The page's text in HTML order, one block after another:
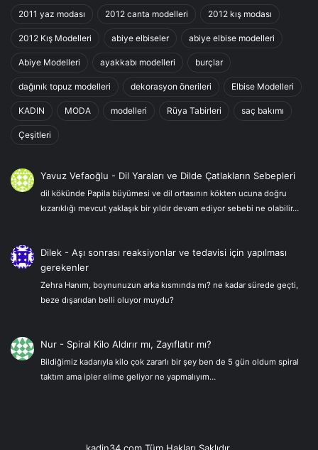
2011 yaz modası 2012 canta modelleri 2012 kış modası
2012 Kış Modelleri abiye elbiseler abiye elbise modelleri
Abiye Modelleri ayakkabı modelleri burçlar
dağınık topuz modelleri dekorasyon önerileri Elbise Modelleri
KADIN MODA modelleri Rüya Tabirleri saç bakımı
Çeşitleri
Yavuz Vefaoğlu - Dil Yaraları ve Dilde Çatlakların Sebepleri
dil kökünde Papila büyümesi ve dil ortasının kökten ucuna doğru
kızarıklığı mevcut yaklaşık bir yıldır devam ediyor sebebi ne olabilir…
Dilek -Aşı sonrası reaksiyonlar ve tedavisi için yapılması
gerekenler
Zehra Hanım, boynunuzun arka kısmında mı? ne kadar sürede geçti,
beze dışarıdan belli oluyor muydu?
Nur - Spiral Kilo Aldırır mı, Zayıflatır mı?
Bildiğimiz kadarıyla kilo çok zararlı bir şey ben de 5 gün oldum spiral
taktım ama ipler elime geliyor ne yapmalıyım…